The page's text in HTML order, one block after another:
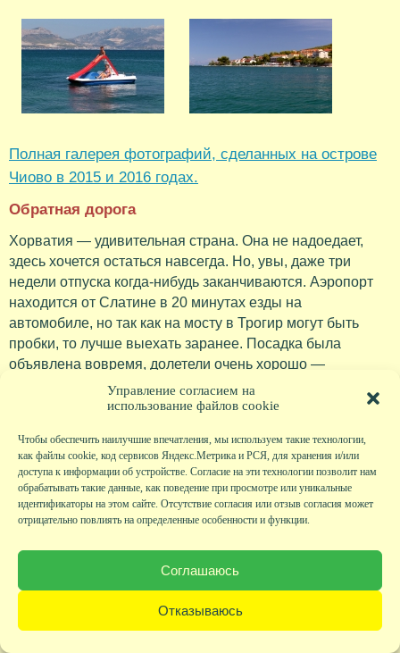
Управление согласием на
использование файлов cookie
Чтобы обеспечить наилучшие впечатления, мы используем такие технологии,
как файлы cookie, код сервисов Яндекс.Метрика и РСЯ, для хранения и/или
доступа к информации об устройстве. Согласие на эти технологии позволит нам
обрабатывать такие данные, как поведение при просмотре или уникальные
идентификаторы на этом сайте. Отсутствие согласия или отзыв согласия может
отрицательно повлиять на определенные особенности и функции.
Соглашаюсь
Отказываюсь
Полная галерея фотографий, сделанных на острове
Чиово в 2015 и 2016 годах.
Обратная дорога
Хорватия — удивительная страна. Она не надоедает,
здесь хочется остаться навсегда. Но, увы, даже три
недели отпуска когда-нибудь заканчиваются. Аэропорт
находится от Слатине в 20 минутах езды на
автомобиле, но так как на мосту в Трогир могут быть
пробки, то лучше выехать заранее. Посадка была
объявлена вовремя, долетели очень хорошо —
Аэрофлот продолжает радовать обслуживанием,
питанием и подарками для юных пассажиров. В Москву
аэроэкспресса пришлось задержаться в Шереметьево
еще на три часа. В Калугу приехали к 10 утра. До
свидания, Хорватия, до новых встреч!